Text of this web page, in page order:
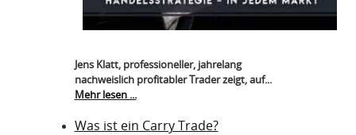
Jens Klatt, professioneller, jahrelang
nachweislich profitabler Trader zeigt, auf...
Mehr lesen ...
Was ist ein Carry Trade?